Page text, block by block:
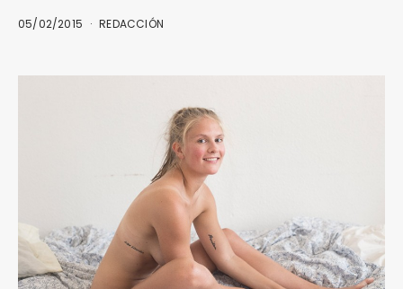
05/02/2015 REDACCIÓN